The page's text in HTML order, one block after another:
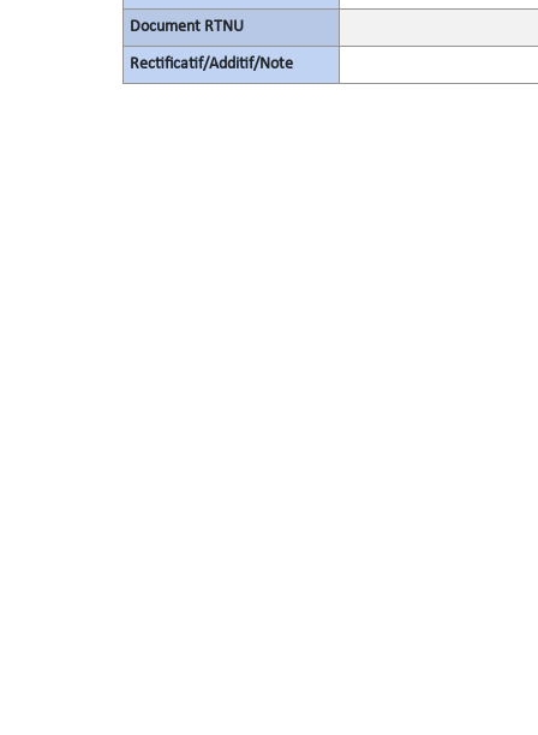
Document RTNU
Rectificatif/Additif/Note